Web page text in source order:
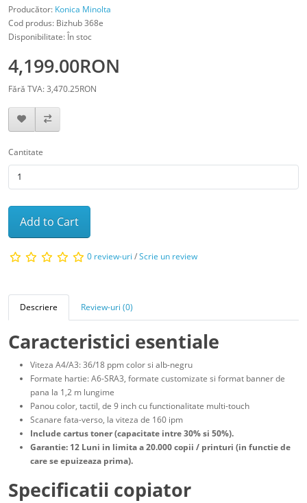
Producător: Konica Minolta
Cod produs: Bizhub 368e
Disponibilitate: În stoc
4,199.00RON
Fără TVA: 3,470.25RON
Cantitate
Add to Cart
0 review-uri /Scrie un review
Descriere Review-uri (0)
Caracteristici esentiale
Viteza A4/A3: 36/18 ppm color si alb-negru
Formate hartie: A6-SRA3, formate customizate si format banner de
pana la 1,2 m lungime
Panou color, tactil, de 9 inch cu functionalitate multi-touch
Scanare fata-verso, la viteza de 160 ipm
Include cartus toner (capacitate intre 30% si 50%).
Garantie: 12 Luni in limita a 20.000 copii / printuri (in functie de
care se epuizeaza prima).
Specificatii copiator